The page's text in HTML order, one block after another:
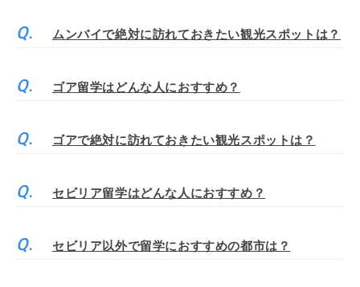
ムンバイで絶対に訪れておきたい観光スポットは？
ゴア留学はどんな人におすすめ？
ゴアで絶対に訪れておきたい観光スポットは？
セビリア留学はどんな人におすすめ？
セビリア以外で留学におすすめの都市は？